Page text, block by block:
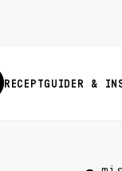
RECEPTGUIDER &